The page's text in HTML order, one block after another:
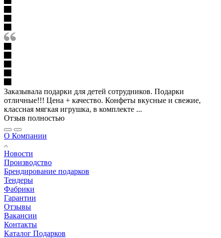
Заказывала подарки для детей сотрудников. Подарки
отличные!!! Цена + качество. Конфеты вкусные и свежие,
классная мягкая игрушка, в комплекте ...
Отзыв полностью
О Компании
Новости
Производство
Брендирование подарков
Тендеры
Фабрики
Гарантии
Отзывы
Вакансии
Контакты
Каталог Подарков